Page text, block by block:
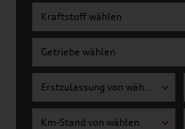
Kraftstoff wählen
Getriebe wählen
Erstzulassung von wählen
Km-Stand von wählen